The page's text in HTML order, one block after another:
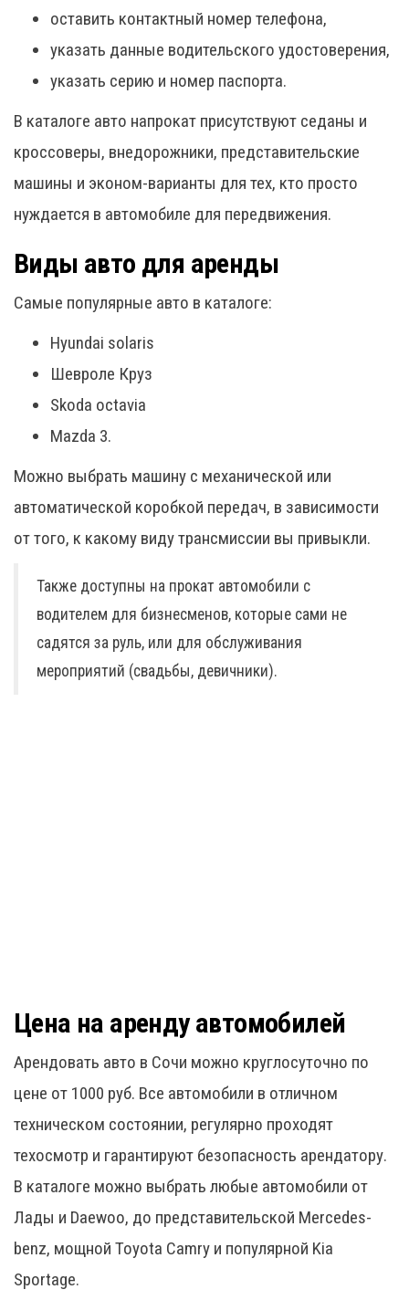
оставить контактный номер телефона,
указать данные водительского удостоверения,
указать серию и номер паспорта.
В каталоге авто напрокат присутствуют седаны и
кроссоверы, внедорожники, представительские
машины и эконом-варианты для тех, кто просто
нуждается в автомобиле для передвижения.
Виды авто для аренды
Самые популярные авто в каталоге:
Hyundai solaris
Шевроле Круз
Skoda octavia
Mazda 3.
Можно выбрать машину с механической или
автоматической коробкой передач, в зависимости
от того, к какому виду трансмиссии вы привыкли.
Также доступны на прокат автомобили с
водителем для бизнесменов, которые сами не
садятся за руль, или для обслуживания
мероприятий (свадьбы, девичники).
Цена на аренду автомобилей
Арендовать авто в Сочи можно круглосуточно по
цене от 1000 руб. Все автомобили в отличном
техническом состоянии, регулярно проходят
техосмотр и гарантируют безопасность арендатору.
В каталоге можно выбрать любые автомобили от
Лады и Daewoo, до представительской Mercedes-
benz, мощной Toyota Camry и популярной Kia
Sportage.